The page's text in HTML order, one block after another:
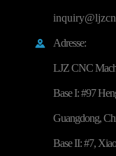

Adresse:
LJZ CNC
Base I: #97
Guangdong,
Base II: #7,